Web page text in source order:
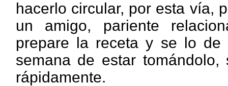
hacerlo circular, por esta vía,
un amigo, pariente
prepare la receta y se lo
semana de estar
rápidamente.